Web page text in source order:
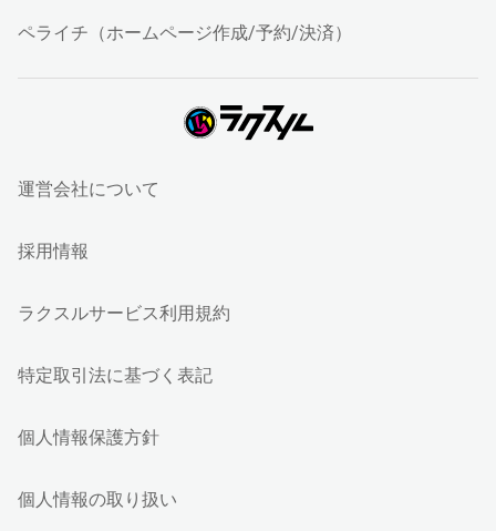
ペライチ（ホームページ作成/予約/決済）
運営会社について
採用情報
ラクスルサービス利用規約
特定取引法に基づく表記
個人情報保護方針
個人情報の取り扱い